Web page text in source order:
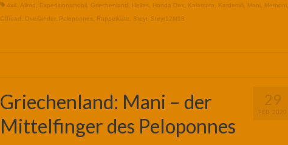
4x4 Allrad Expeditionsmobil Griechenland Hellas, Honda Dax Kalamata Kardamili Mani Methoni
Offroad
Overlander, Peloponnes, Rappelkiste Steyr, Steyr12M18
29
FEB. 2020
Griechenland: Mani – der
Mittelfinger des Peloponnes